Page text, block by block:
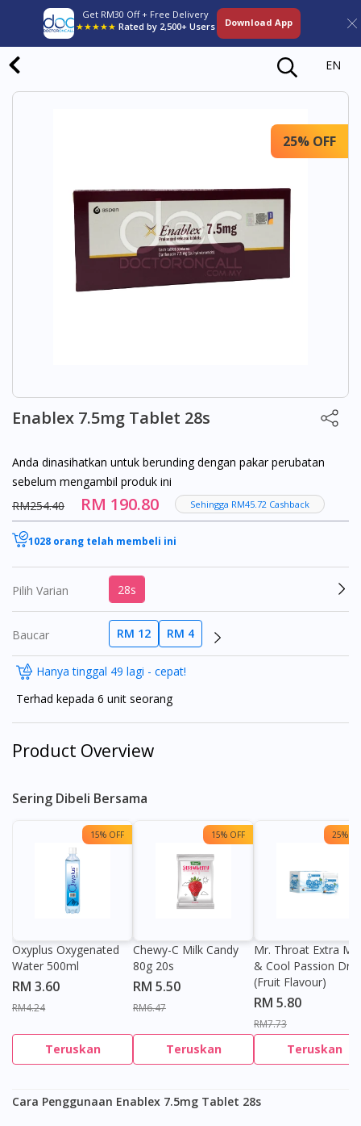
Get RM30 Off + Free Delivery
★★★★★ Rated by 2,500+ Users Download App
EN
25% OFF
Enablex 7.5mg Tablet 28s
Anda dinasihatkan untuk berunding dengan pakar perubatan
sebelum mengambil produk ini
RM254.40
RM 190.80 Sehingga RM45.72 Cashback
1028 orang telah membeli ini
Pilih Varian 28s
Baucar RM 12 RM 4
Hanya tinggal 49 lagi - cepat!
Terhad kepada 6 unit seorang
Product Overview
Sering Dibeli Bersama
15% OFF
Oxyplus Oxygenated
Water 500ml
RM 3.60
RM4.24
Teruskan
15% OFF
Chewy-C Milk Candy
80g 20s
RM 5.50
RM6.47
Teruskan
25%
Mr. Throat Extra
& Cool Passion
(Fruit Flavour)
RM 5.80
RM7.73
Teruskan
Cara Penggunaan Enablex 7.5mg Tablet 28s